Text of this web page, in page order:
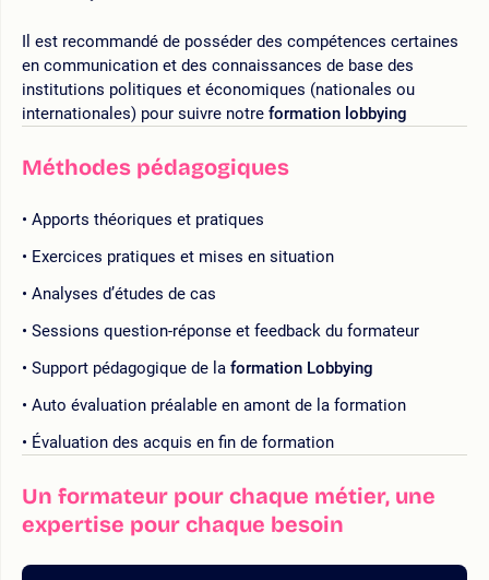
Il est recommandé de posséder des compétences certaines
en communication et des connaissances de base des
institutions politiques et économiques (nationales ou
internationales) pour suivre notre formation lobbying
Méthodes pédagogiques
Apports théoriques et pratiques
Exercices pratiques et mises en situation
Analyses d’études de cas
Sessions question-réponse et feedback du formateur
Support pédagogique de la formation Lobbying
Auto évaluation préalable en amont de la formation
Évaluation des acquis en fin de formation
Un formateur pour chaque métier, une
expertise pour chaque besoin